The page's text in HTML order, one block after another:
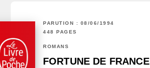
PARUTION : 08/06/1994
448 PAGES
ROMANS
FORTUNE DE FRANCE